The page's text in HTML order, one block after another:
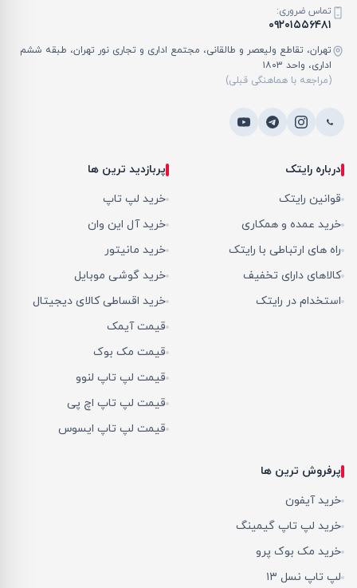
تماس ضروری:
۰۹۲۰۱۵۵۶۴۸۱
تهران، تقاطع ولیعصر و طالقانی، مجتمع اداری و تجاری نور تهران، طبقه ششم
اداری، واحد ۱۸۰۳
(مراجعه با هماهنگی قبلی)
درباره رایتک
قوانین رایتک
خرید عمده و همکاری
راه های ارتباطی با رایتک
کالاهای دارای تخفیف
استخدام در رایتک
پربازدید ترین ها
خرید لپ تاپ
خرید آل این وان
خرید مانیتور
خرید گوشی موبایل
خرید اقساطی کالای دیجیتال
قیمت آیمک
قیمت مک بوک
قیمت لپ تاپ لنوو
قیمت لپ تاپ اچ پی
قیمت لپ تاپ ایسوس
پرفروش ترین ها
خرید آیفون
خرید لپ تاپ گیمینگ
خرید مک بوک پرو
لپ تاپ نسل ۱۳